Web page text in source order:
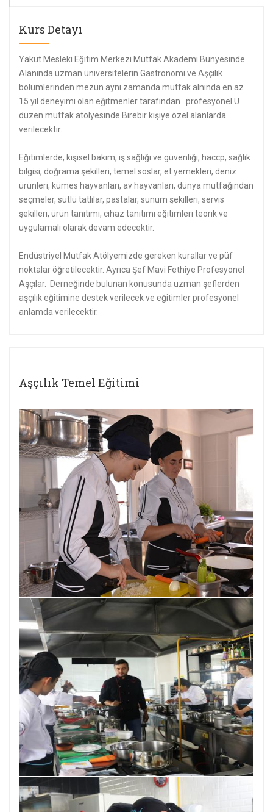
Kurs Detayı
Yakut Mesleki Eğitim Merkezi Mutfak Akademi Bünyesinde
Alanında uzman üniversitelerin Gastronomi ve Aşçılık
bölümlerinden mezun aynı zamanda mutfak alnında en az
15 yıl deneyimi olan eğitmenler tarafından profesyonel U
düzen mutfak atölyesinde Birebir kişiye özel alanlarda
verilecektir.
Eğitimlerde, kişisel bakım, iş sağlığı ve güvenliği, haccp, sağlık
bilgisi, doğrama şekilleri, temel soslar, et yemekleri, deniz
ürünleri, kümes hayvanları, av hayvanları, dünya mutfağından
seçmeler, sütlü tatlılar, pastalar, sunum şekilleri, servis
şekilleri, ürün tanıtımı, cihaz tanıtımı eğitimleri teorik ve
uygulamalı olarak devam edecektir.
Endüstriyel Mutfak Atölyemizde gereken kurallar ve püf
noktalar öğretilecektir. Ayrıca Şef Mavi Fethiye Profesyonel
Aşçılar. Derneğinde bulunan konusunda uzman şeflerden
aşçılık eğitimine destek verilecek ve eğitimler profesyonel
anlamda verilecektir.
Aşçılık Temel Eğitimi